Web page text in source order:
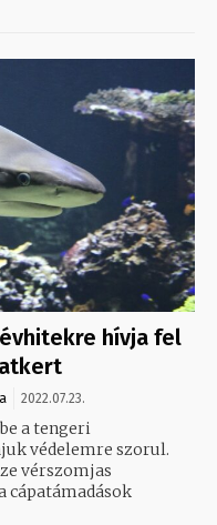
hívja fel
2022.07.23.
a tengeri
védelemre szorul.
vérszomjas
cápatámadások